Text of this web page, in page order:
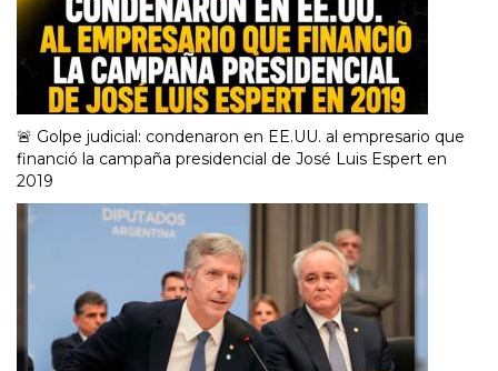
🚨 Golpe judicial: condenaron en EE.UU. al empresario que
financió la campaña presidencial de José Luis Espert en
2019